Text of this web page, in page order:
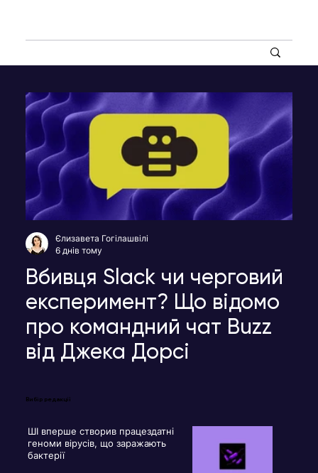
Вбивця Slack чи черговий
експеримент? Що відомо
про командний чат Buzz
від Джека Дорсі
Єлизавета Гогілашвілі
6 днів тому
Вибір редакції
ШІ вперше створив працездатні
геноми вірусів, що заражають
бактерії